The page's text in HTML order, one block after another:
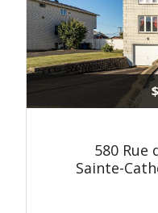
580 Rue
Sainte-